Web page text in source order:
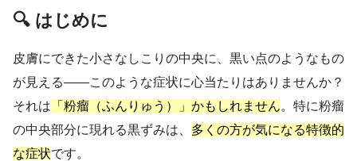
🔍 はじめに
皮膚にできた小さなしこりの中央に、黒い点のようなもの
が見える——このような症状に心当たりはありませんか？
それは 「粉瘤（ふんりゅう）」かもしれません。特に粉瘤
の中央部分に現れる黒ずみは、 多くの方が気になる特徴的
な症状です。